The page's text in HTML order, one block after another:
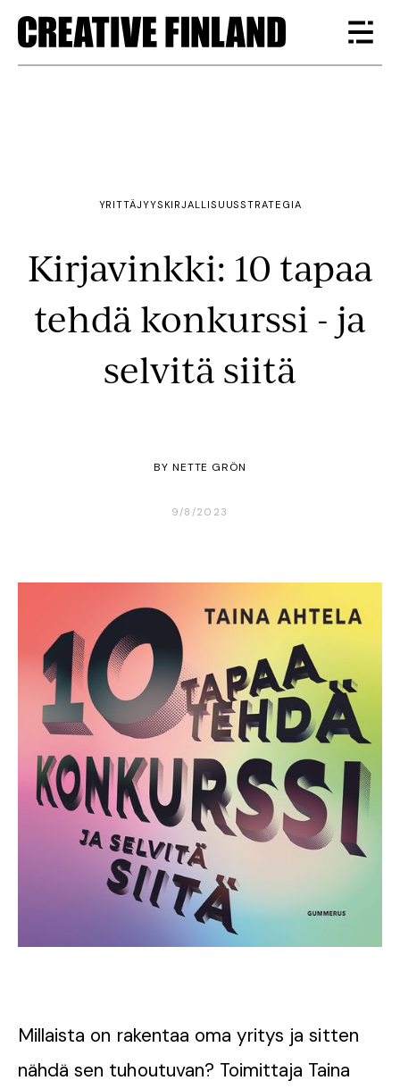
YRITTÄJYYS KIRJALLISUUSSTRATEGIA
Kirjavinkki: 10 tapaa
tehdä konkurssi - ja
selvitä siitä
BY NETTE GRÖN
9/8/2023
Millaista on rakentaa oma yritys ja sitten
nähdä sen tuhoutuvan? Toimittaja Taina